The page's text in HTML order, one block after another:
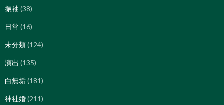
振袖 (38)
日常 (16)
未分類(124)
演出 (135)
白無垢(181)
神社婚(211)